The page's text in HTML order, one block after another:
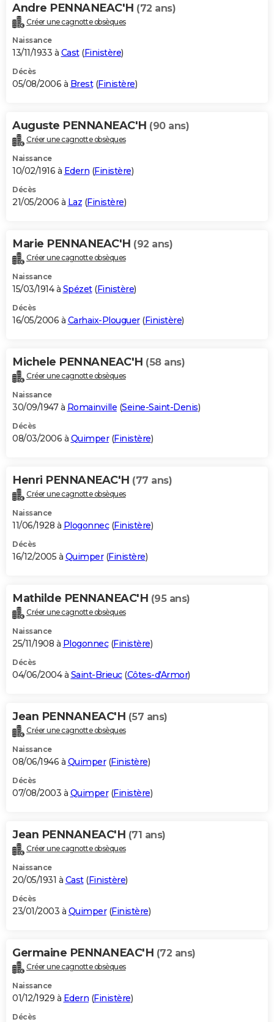
Andre PENNANEAC'H (72 ans)
Créer une cagnotte obsèques
Naissance
13/11/1933 à Cast(Finistère)
Décès
05/08/2006 à Brest(Finistère)
Auguste PENNANEAC'H (90 ans)
Créer une cagnotte obsèques
Naissance
10/02/1916 à Edern (Finistère)
Décès
21/05/2006 à Laz (Finistère)
Marie PENNANEAC'H (92 ans)
Créer une cagnotte obsèques
Naissance
15/03/1914 à Spézet(Finistère)
Décès
16/05/2006 à Carhaix-Plouguer(Finistère)
Michele PENNANEAC'H (58 ans)
Créer une cagnotte obsèques
Naissance
30/09/1947 à Romainville (Seine-Saint-Denis)
Décès
08/03/2006 à Quimper(Finistère)
Henri PENNANEAC'H (77 ans)
Créer une cagnotte obsèques
Naissance
11/06/1928 à Plogonnec(Finistère)
Décès
16/12/2005 à Quimper(Finistère)
Mathilde PENNANEAC'H (95 ans)
Créer une cagnotte obsèques
Naissance
25/11/1908 à Plogonnec(Finistère)
Décès
04/06/2004 à Saint-Brieuc(Côtes-d'Armor)
Jean PENNANEAC'H (57 ans)
Créer une cagnotte obsèques
Naissance
08/06/1946 à Quimper(Finistère)
Décès
07/08/2003 à Quimper(Finistère)
Jean PENNANEAC'H (71 ans)
Créer une cagnotte obsèques
Naissance
20/05/1931 à Cast(Finistère)
Décès
23/01/2003 à Quimper(Finistère)
Germaine PENNANEAC'H (72 ans)
Créer une cagnotte obsèques
Naissance
01/12/1929 à Edern (Finistère)
Décès